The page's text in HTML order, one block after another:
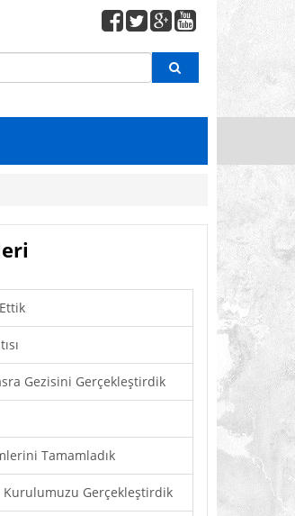
Gezisini Gerçekleştirdik
Tamamladık
Kurulumuzu Gerçekleştirdik